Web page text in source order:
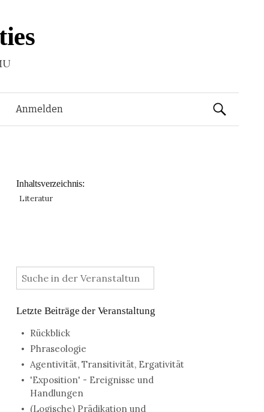
Anmelden Suchen
Inhaltsverzeichnis:
Literatur
:
Letzte Beiträge der Veranstaltung
Rückblick
Phraseologie
Agentivität, Transitivität, Ergativität
'Exposition' - Ereignisse und
Handlungen
(Logische) Prädikation und